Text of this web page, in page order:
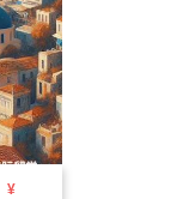
引国际投资者
取绿卡或公民
和便利的途
择。
¥